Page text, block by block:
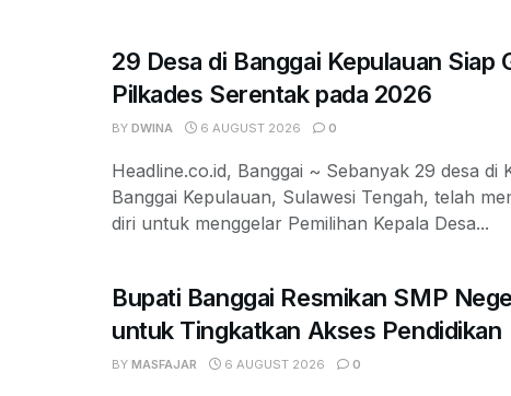
29 Desa di Banggai Kepulauan Siap
Pilkades Serentak pada 2026
BY DWINA 6 AUGUST 2026 0
Headline.co.id, Banggai ~ Sebanyak 29 desa di
Banggai Kepulauan, Sulawesi Tengah, telah
diri untuk menggelar Pemilihan Kepala Desa...
Bupati Banggai Resmikan SMP
untuk Tingkatkan Akses Pendidikan
BY MASFAJAR 6 AUGUST 2026 0